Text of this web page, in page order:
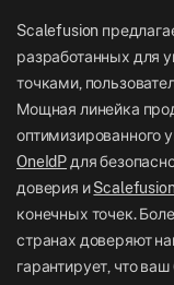
Отдел новостей
Careers
NZ: +64-9-888-4315
India: +91-63694-45500
Scalefusion
разработанных для
точками,
Мощная линейка
оптимизированного
OneIdP для
доверия и
конечных точек.
странах доверяют
гарантирует, что